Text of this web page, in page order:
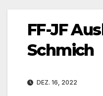
FF-JF
Schmich
DEZ. 16, 2022